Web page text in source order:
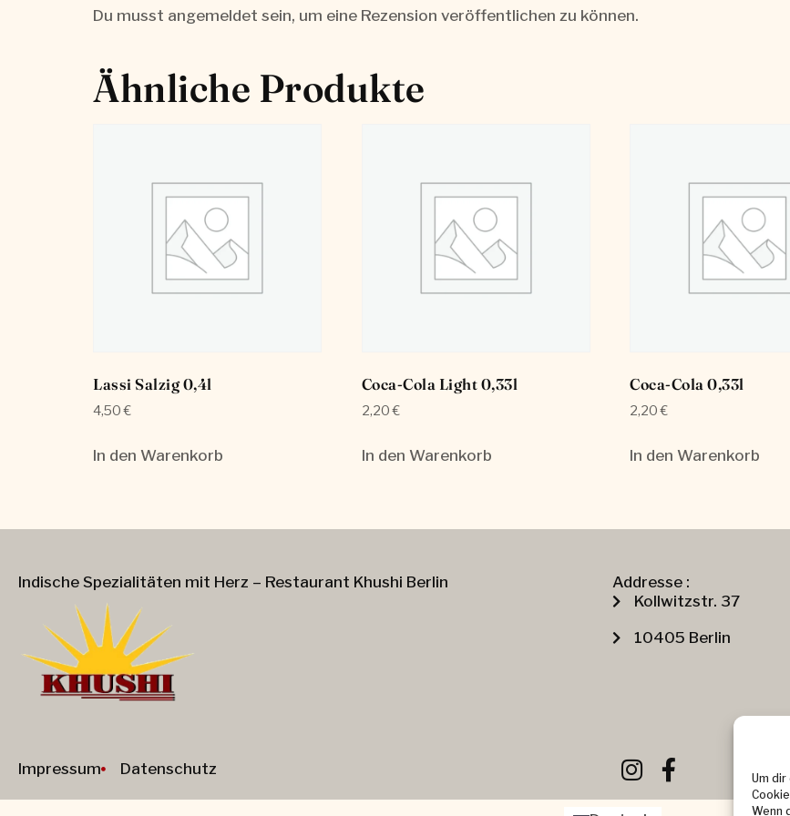
Um
Wenn
Du musst angemeldet sein, um eine Rezension veröffentlichen zu können.
Ähnliche Produkte
Lassi Salzig 0,4l
4,50€
In den Warenkorb
Coca-Cola Light 0,33l
2,20€
In den Warenkorb
Coca-Cola 0,33l
2,20€
In den Warenkorb
Indische Spezialitäten mit Herz – Restaurant Khushi Berlin
Addresse :
Kollwitzstr. 37
10405 Berlin
Impressum Datenschutz